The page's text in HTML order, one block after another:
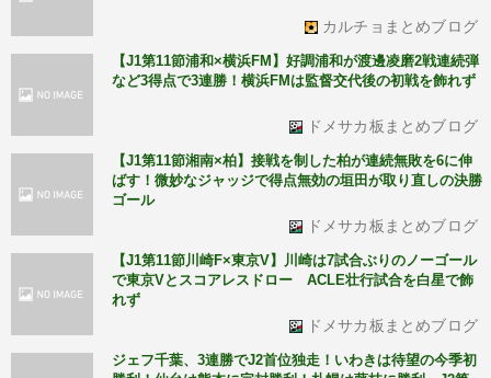
カルチョまとめブログ
【J1第11節浦和×横浜FM】好調浦和が渡邊凌磨2戦連続弾
など3得点で3連勝！横浜FMは監督交代後の初戦を飾れず
ドメサカ板まとめブログ
【J1第11節湘南×柏】接戦を制した柏が連続無敗を6に伸
ばす！微妙なジャッジで得点無効の垣田が取り直しの決勝
ゴール
ドメサカ板まとめブログ
【J1第11節川崎F×東京V】川崎は7試合ぶりのノーゴール
で東京Vとスコアレスドロー ACLE壮行試合を白星で飾
れず
ドメサカ板まとめブログ
ジェフ千葉、3連勝でJ2首位独走！いわきは待望の今季初